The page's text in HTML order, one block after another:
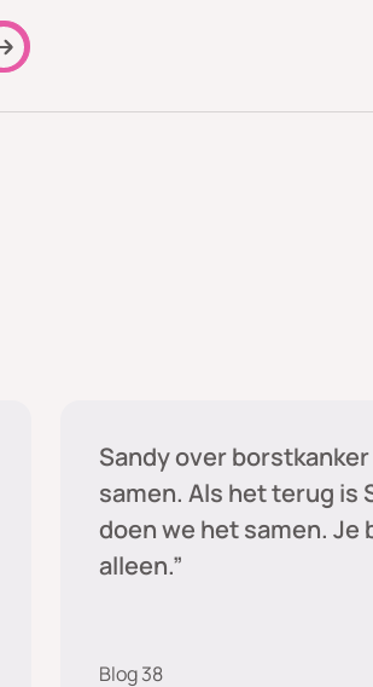
Sandy over borstkanker
samen. Als het terug is
doen we het samen. Je
alleen.”
Blog 38